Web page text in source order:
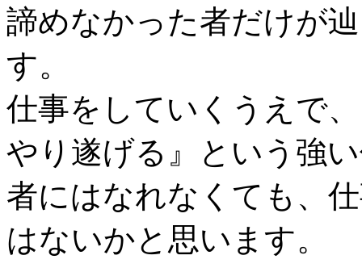
諦めなかった者だけが
す。
仕事をしていくうえで
やり遂げる』という強
者にはなれなくても、
はないかと思います。